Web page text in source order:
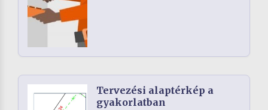
Tervezési alaptérkép a
gyakorlatban